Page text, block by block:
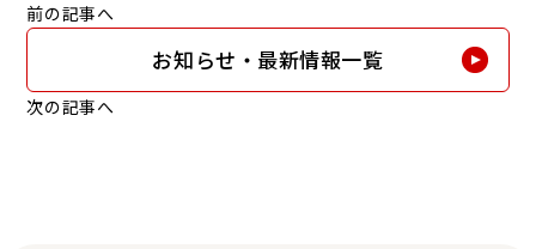
前の記事へ
お知らせ・最新情報一覧
次の記事へ